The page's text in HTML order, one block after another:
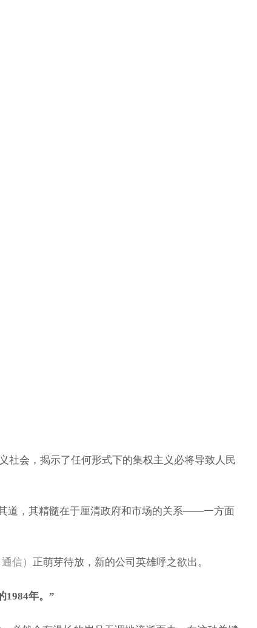
社会，揭示了任何形式下的集权主义必将导致人民
道，其精髓在于厘清政府和市场的关系——一方面
信） 正萌芽待放，新的公司英雄呼之欲出。
1984年。”